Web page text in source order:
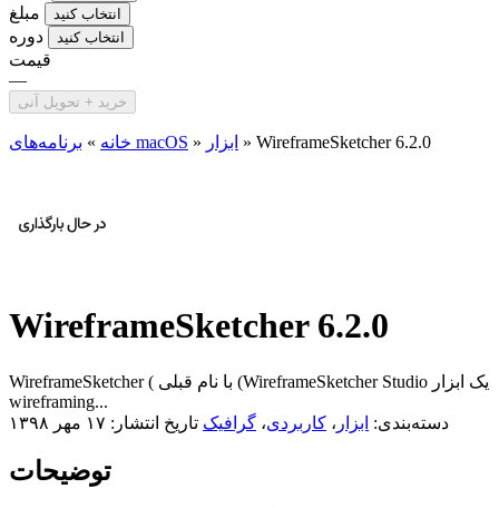
مبلغ انتخاب کنید
دوره انتخاب کنید
قیمت
—
خرید + تحویل آنی
خانه » برنامه‌های macOS » ابزار » WireframeSketcher 6.2.0
WireframeSketcher 6.2.0
WireframeSketcher ( با نام قبلی (WireframeSketcher Studio یک ابزار
wireframing...
دسته‌بندی: ابزار ، کاربردی، گرافیک تاریخ انتشار: ۱۷ مهر ۱۳۹۸
توضیحات